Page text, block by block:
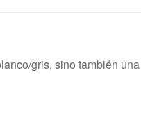
gris, sino también